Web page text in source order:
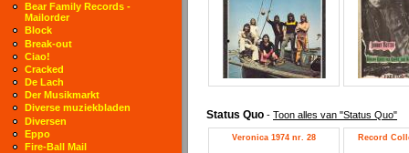
Status Quo - Toon alles van "Status Quo"
Veronica 1974 nr. 28 Record
Bear Family Records -
Mailorder
Block
Break-out
Ciao!
Cracked
De Lach
Der Musikmarkt
Diverse muziekbladen
Diversen
Eppo
Fire-Ball Mail